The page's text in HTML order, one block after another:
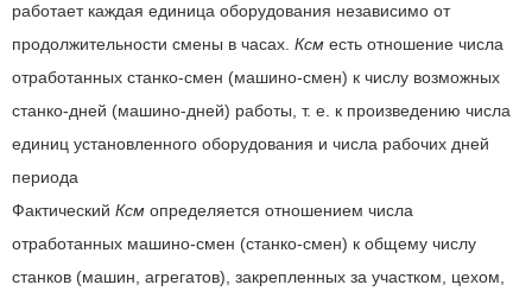
работает каждая единица оборудования независимо от
продолжительности смены в часах. Ксм есть отношение числа
отработанных станко-смен (машино-смен) к числу возможных
станко-дней (машино-дней) работы, т. е. к произведению числа
единиц установленного оборудования и числа рабочих дней
периода
Фактический Ксм определяется отношением числа
отработанных машино-смен (станко-смен) к общему числу
станков (машин, агрегатов), закрепленных за участком, цехом,